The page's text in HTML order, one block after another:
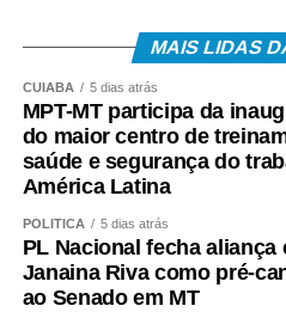
MAIS LIDAS
CUIABÁ 5 dias atrás
MPT-MT participa da
do maior centro de
saúde e segurança do
América Latina
POLÍTICA 5 dias atrás
PL Nacional fecha aliança
Janaina Riva como pré-
ao Senado em MT